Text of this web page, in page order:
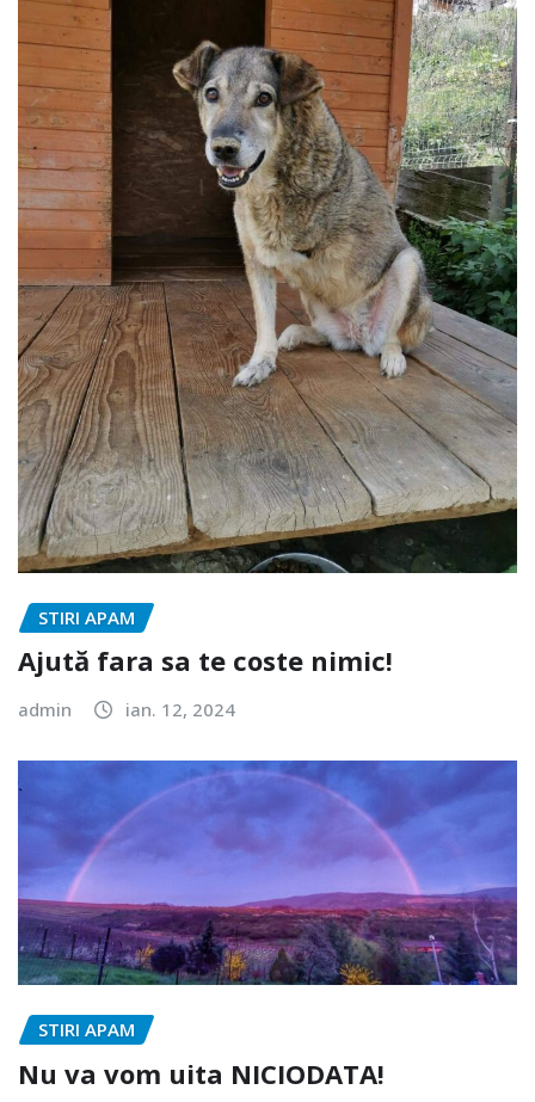
STIRI APAM
Ajută fara sa te coste nimic!
admin ian. 12, 2024
STIRI APAM
Nu va vom uita NICIODATA!